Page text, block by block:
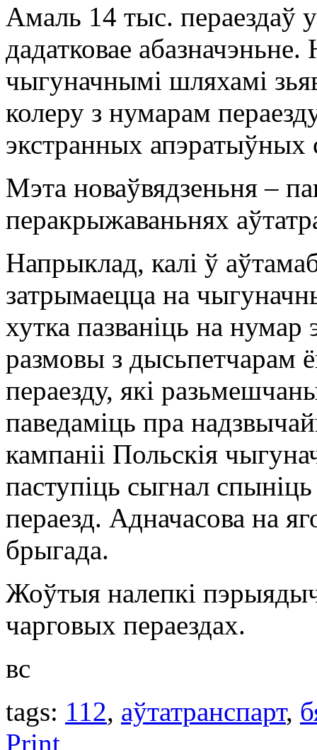
Амаль 14 тыс. пераездаў
дадатковае
чыгуначнымі шляхамі
колеру з нумарам
экстранных апэратыўных
Мэта новаўвядзеньня –
перакрыжаваньнях
Напрыклад, калі ў
затрымаецца на
хутка пазваніць на
размовы з дысьпетчарам
пераезду, які
паведаміць пра
кампаніі Польскія
паступіць сыгнал
пераезд. Адначасова на
брыгада.
Жоўтыя налепкі
чарговых пераездах.
вс
tags: 112, аўтатранспарт,
Print